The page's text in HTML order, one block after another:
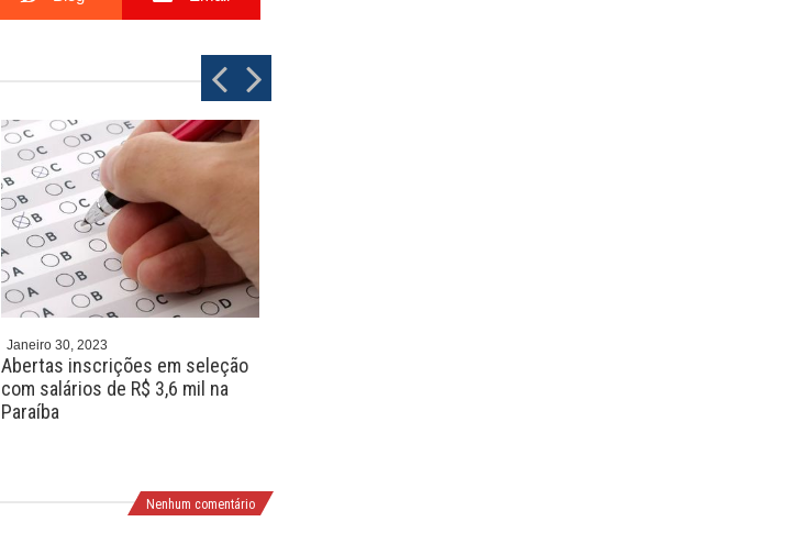
Janeiro 30, 2023
Abertas inscrições em seleção
com salários de R$ 3,6 mil na
Paraíba
P
r
e
v
N
t
Nenhum comentário